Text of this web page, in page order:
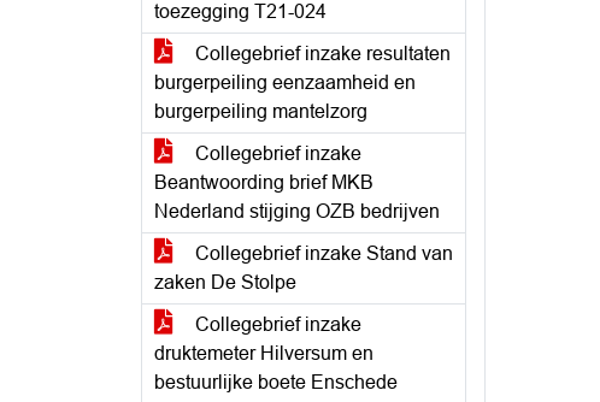
toezegging T21-024
Collegebrief inzake resultaten
burgerpeiling eenzaamheid en
burgerpeiling mantelzorg
Collegebrief inzake
Beantwoording brief MKB
Nederland stijging OZB bedrijven
Collegebrief inzake Stand van
zaken De Stolpe
Collegebrief inzake
druktemeter Hilversum en
bestuurlijke boete Enschede